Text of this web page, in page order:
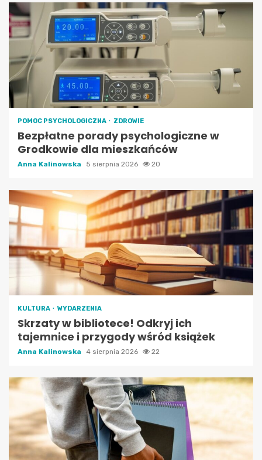
POMOC PSYCHOLOGICZNA ZDROWIE
Bezpłatne porady psychologiczne w
Grodkowie dla mieszkańców
Anna Kalinowska 5 sierpnia 2026 20
KULTURA WYDARZENIA
Skrzaty w bibliotece! Odkryj ich
tajemnice i przygody wśród książek
Anna Kalinowska 4 sierpnia 2026 22